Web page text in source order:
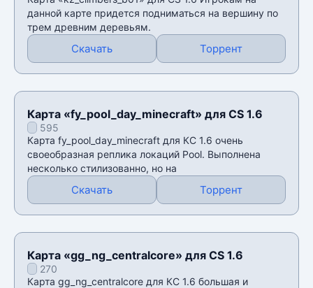
данной карте придется подниматься на вершину по
трем древним деревьям.
Скачать Торрент
Карта «fy_pool_day_minecraft» для CS 1.6
595
Карта fy_pool_day_minecraft для КС 1.6 очень
своеобразная реплика локаций Pool. Выполнена
несколько стилизованно, но на
Скачать Торрент
Карта «gg_ng_centralcore» для CS 1.6
270
Карта gg_ng_centralcore для КС 1.6 большая и